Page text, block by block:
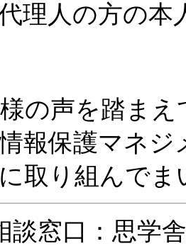
理人の方の
の声を踏ま
報保護マネ
取り組んでま
談窓口：思学